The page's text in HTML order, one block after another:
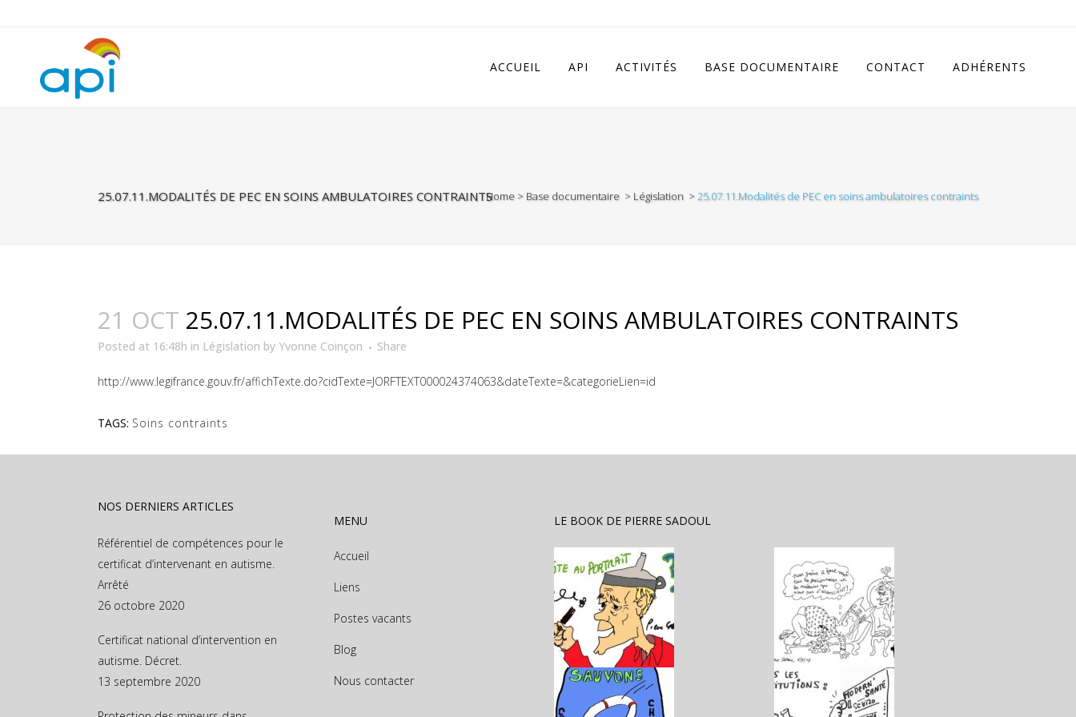
ACCUEIL API ACTIVITÉS BASE DOCUMENTAIRE CONTACT ADHÉRENTS
25.07.11.MODALITÉS DE PEC EN SOINS AMBULATOIRES CONTRAINTSHome > Base documentaire > Législation >25.07.11.Modalités de PEC en soins ambulatoires contraints
21 OCT 25.07.11.MODALITÉS DE PEC EN SOINS AMBULATOIRES CONTRAINTS
Posted at 16:48h in Législation by Yvonne Coinçon Share
http://www.legifrance.gouv.fr/affichTexte.do?cidTexte=JORFTEXT000024374063&dateTexte=&categorieLien=id
TAGS: Soins contraints
NOS DERNIERS ARTICLES
Référentiel de compétences pour le
certificat d’intervenant en autisme.
Arrêté
26 octobre 2020
Certificat national d’intervention en
autisme. Décret.
13 septembre 2020
MENU
Accueil
Liens
Postes vacants
Blog
Nous contacter
LE BOOK DE PIERRE SADOUL